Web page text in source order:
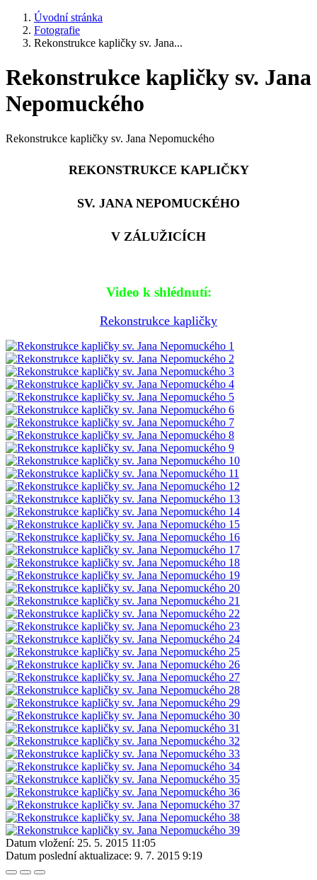
Úvodní stránka
Fotografie
Rekonstrukce kapličky sv. Jana...
Rekonstrukce kapličky sv. Jana
Nepomuckého
Rekonstrukce kapličky sv. Jana Nepomuckého
REKONSTRUKCE KAPLIČKY
SV. JANA NEPOMUCKÉHO
V ZÁLUŽICÍCH
Video k shlédnutí:
Rekonstrukce kapličky
Datum vložení: 25. 5. 2015 11:05
Datum poslední aktualizace: 9. 7. 2015 9:19